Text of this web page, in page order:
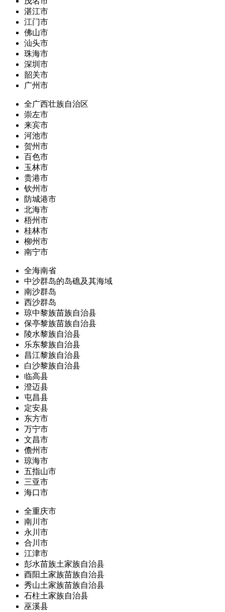
湛江市
江门市
佛山市
汕头市
珠海市
深圳市
韶关市
广州市
全广西壮族自治区
崇左市
来宾市
河池市
贺州市
百色市
玉林市
贵港市
钦州市
防城港市
北海市
梧州市
桂林市
柳州市
南宁市
全海南省
中沙群岛的岛礁及其海域
南沙群岛
西沙群岛
琼中黎族苗族自治县
保亭黎族苗族自治县
陵水黎族自治县
乐东黎族自治县
昌江黎族自治县
白沙黎族自治县
临高县
澄迈县
屯昌县
定安县
东方市
万宁市
文昌市
儋州市
琼海市
五指山市
三亚市
海口市
全重庆市
南川市
永川市
合川市
江津市
彭水苗族土家族自治县
酉阳土家族苗族自治县
秀山土家族苗族自治县
石柱土家族自治县
巫溪县